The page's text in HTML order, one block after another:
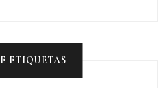
ETIQUETAS